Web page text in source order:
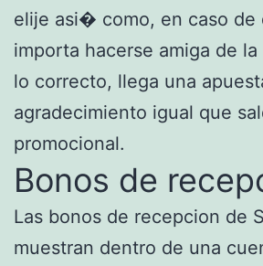
elije asi� como, en caso de
importa hacerse amiga de
lo correcto, llega una
agradecimiento igual que
promocional.
Bonos de
Las bonos de recepcion de
muestran dentro de una